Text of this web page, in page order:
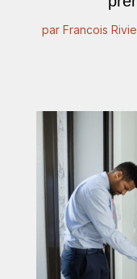
par Francois